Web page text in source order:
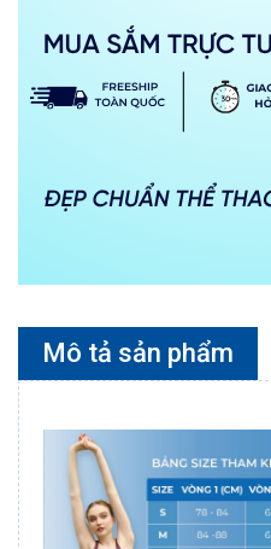
Mô tả sản phẩm